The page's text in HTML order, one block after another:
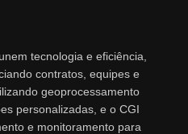
tecnologia e eficiência,
contratos, equipes e
geoprocessamento
personalizadas, e o CGI
e monitoramento para